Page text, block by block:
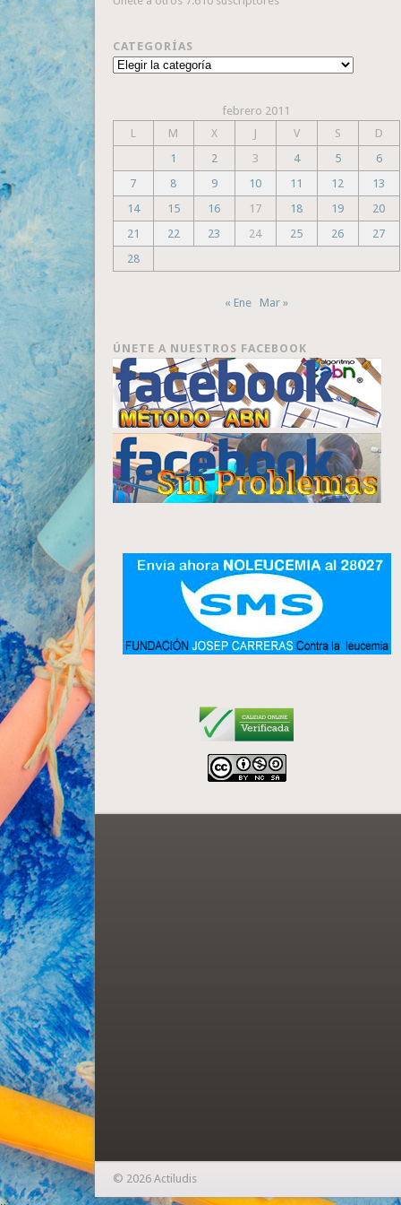
CATEGORÍAS
Categorías
febrero 2011
L
M X J V S
D
1
2 3 4 5
6
7
8 9 10 11 12
13
14
15 16 17 18 19
20
21
22 23 24 25 26
27
28
« Ene Mar »
ÚNETE A NUESTROS FACEBOOK
© 2026 Actiludis